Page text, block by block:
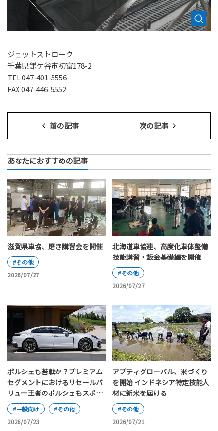
ジェットストローク
千葉県鎌ケ谷市初富178-2
TEL 047-401-5556
FAX 047-446-5552
前の記事 次の記事
あなたにおすすめの記事
滋賀県車協、磨き講習会を開催
#その他
2026/07/27
北海道車協連、高度化車体整備
技能講習・鈑金基礎編を開催
#その他
2026/07/27
ポルシェも苦戦か？プレミアム
セグメントにおけるリセールバ
リュー王者のポルシェもスポー
ツカーと主流のSUV、電気自動
車と内燃機関車の間で揺れ動い
ている
#一般向け
#その他
2026/07/23
アプティグローバル、米づくり
を開始 インドネシア特定技能人
材に新米を届ける
#その他
2026/07/21